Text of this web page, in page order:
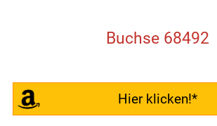
Buchse 68492
Hier klicken!*